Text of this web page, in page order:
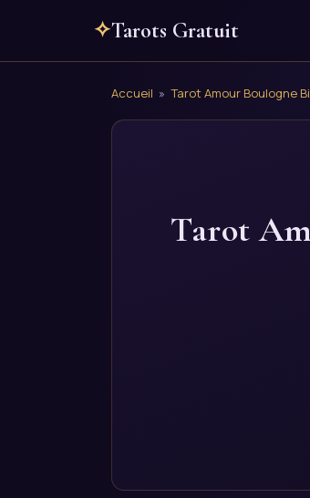
✧Tarots Gratuit
Accueil » Tarot Amour Boulogne
Tarot